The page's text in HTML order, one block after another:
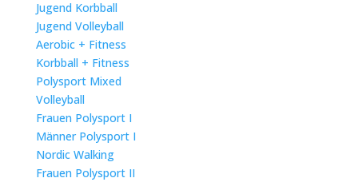
Jugend Korbball
Jugend Volleyball
Aerobic + Fitness
Korbball + Fitness
Polysport Mixed
Volleyball
Frauen Polysport I
Männer Polysport I
Nordic Walking
Frauen Polysport II